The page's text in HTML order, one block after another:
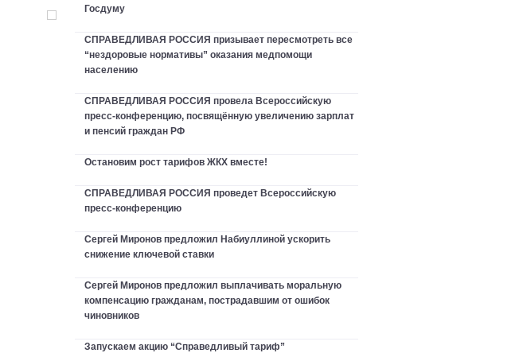
Госдуму
СПРАВЕДЛИВАЯ РОССИЯ призывает пересмотреть все
“нездоровые нормативы” оказания медпомощи
населению
СПРАВЕДЛИВАЯ РОССИЯ провела Всероссийскую
пресс-конференцию, посвящённую увеличению зарплат
и пенсий граждан РФ
Остановим рост тарифов ЖКХ вместе!
СПРАВЕДЛИВАЯ РОССИЯ проведет Всероссийскую
пресс-конференцию
Сергей Миронов предложил Набиуллиной ускорить
снижение ключевой ставки
Сергей Миронов предложил выплачивать моральную
компенсацию гражданам, пострадавшим от ошибок
чиновников
Запускаем акцию “Справедливый тариф”